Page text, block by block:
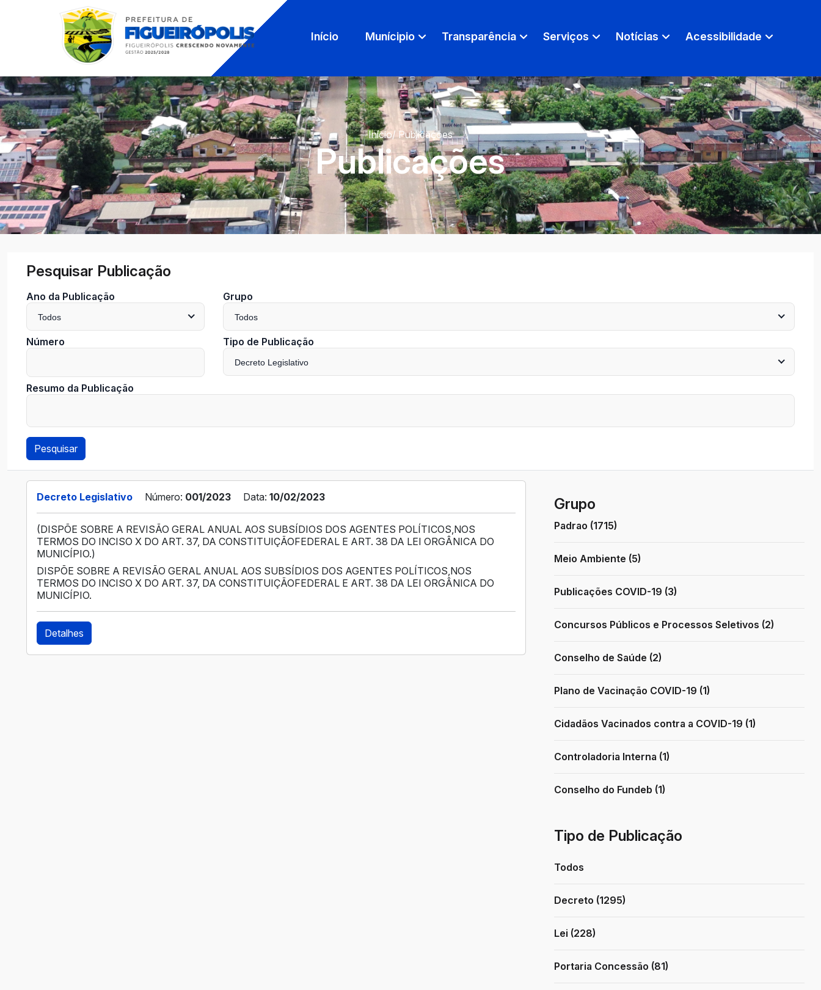
Início Munícipio Transparência Serviços Notícias Acessibilidade
Início/ Publicações
Publicações
Pesquisar Publicação
Ano da Publicação
Todos
Grupo
Todos
Número Tipo de Publicação
Decreto Legislativo
Resumo da Publicação
Pesquisar
Decreto Legislativo Número: 001/2023 Data: 10/02/2023
(DISPÕE SOBRE A REVISÃO GERAL ANUAL AOS SUBSÍDIOS DOS AGENTES POLÍTICOS,NOS
TERMOS DO INCISO X DO ART. 37, DA CONSTITUIÇÃOFEDERAL E ART. 38 DA LEI ORGÂNICA DO
MUNICÍPIO.)
DISPÕE SOBRE A REVISÃO GERAL ANUAL AOS SUBSÍDIOS DOS AGENTES POLÍTICOS,NOS
TERMOS DO INCISO X DO ART. 37, DA CONSTITUIÇÃOFEDERAL E ART. 38 DA LEI ORGÂNICA DO
MUNICÍPIO.
Detalhes
Grupo
Padrao (1715)
Meio Ambiente (5)
Publicações COVID-19 (3)
Concursos Públicos e Processos Seletivos (2)
Conselho de Saúde (2)
Plano de Vacinação COVID-19 (1)
Cidadãos Vacinados contra a COVID-19 (1)
Controladoria Interna (1)
Conselho do Fundeb (1)
Tipo de Publicação
Todos
Decreto (1295)
Lei (228)
Portaria Concessão (81)